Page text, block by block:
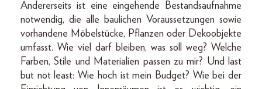
Andererseits ist eine eingehende Bestandsaufnahme
notwendig, die alle baulichen Voraussetzungen sowie
vorhandene Möbelstücke, Pflanzen oder Dekoobjekte
umfasst. Wie viel darf bleiben, was soll weg? Welche
Farben, Stile und Materialien passen zu mir? Und last
but not least: Wie hoch ist mein Budget? Wie bei der